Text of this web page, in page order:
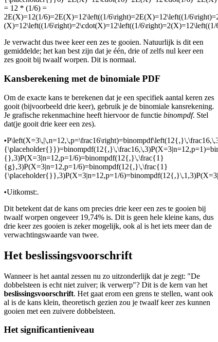
= 12 * (1/6) =
2E(X)=12(1/6)=2E(X)=12\left((1/6\right)=2E(X)=12\left((1/
(X)=12\left((1/6\right)=2\cdot(X)=12\left((1/
Je verwacht dus twee keer een zes te gooien. Natuurlijk is dit een
gemiddelde; het kan best zijn dat je één, drie of zelfs nul keer een
zes gooit bij twaalf worpen. Dit is normaal.
Kansberekening met de binomiale PDF
Om de exacte kans te berekenen dat je een specifiek aantal keren zes
gooit (bijvoorbeeld drie keer), gebruik je de binomiale kansrekening.
Je grafische rekenmachine heeft hiervoor de functie binompdf. Stel
dat(je gooit drie keer een zes).
•
{},3)P(X=3|n=12,p=1/6)=binompdf(12{,}\,\frac{1}
{g},3)P(X=3|n=12,p=1/6)=binompdf(12{,}\,\frac{1}
{\placeholder{}},3)P(X=3|n=12,p=1/
•Uitkomst:.
Dit betekent dat de kans om precies drie keer een zes te gooien bij
twaalf worpen ongeveer 19,74% is. Dit is geen hele kleine kans, dus
drie keer zes gooien is zeker mogelijk, ook al is het iets meer dan de
verwachtingswaarde van twee.
Het beslissingsvoorschrift
Wanneer is het aantal zessen nu zo uitzonderlijk dat je zegt: "De
dobbelsteen is echt niet zuiver; ik verwerp"? Dit is de kern van het
beslissingsvoorschrift. Het gaat erom een grens te stellen, want ook
al is de kans klein, theoretisch gezien zou je twaalf keer zes kunnen
gooien met een zuivere dobbelsteen.
Het significantieniveau